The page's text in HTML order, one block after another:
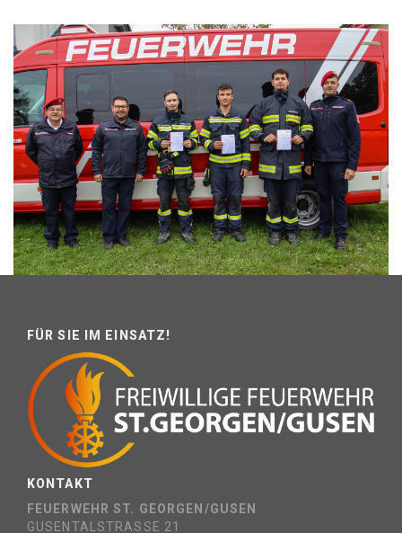
FÜR SIE IM EINSATZ!
KONTAKT
FEUERWEHR ST. GEORGEN/GUSEN
GUSENTALSTRASSE 21